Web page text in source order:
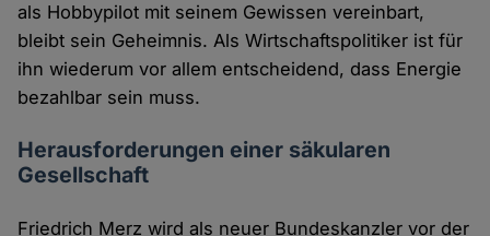
als Hobbypilot mit seinem Gewissen vereinbart,
bleibt sein Geheimnis. Als Wirtschaftspolitiker ist für
ihn wiederum vor allem entscheidend, dass Energie
bezahlbar sein muss.
Herausforderungen einer säkularen
Gesellschaft
Friedrich Merz wird als neuer Bundeskanzler vor der